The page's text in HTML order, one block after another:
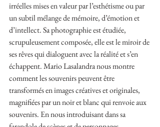
irréelles mises en valeur par l’esthétisme ou par
un subtil mélange de mémoire, d’émotion et
d’intellect. Sa photographie est étudiée,
scrupuleusement composée, elle est le miroir de
ses rêves qui dialoguent avec la réalité et s’en
échappent. Mario Lasalandra nous montre
comment les souvenirs peuvent être
transformés en images créatives et originales,
magnifiées par un noir et blanc qui renvoie aux
souvenirs. En nous introduisant dans sa